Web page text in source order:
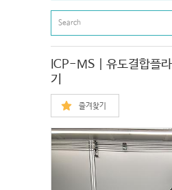
ICP-MS | 유도결합플
기
즐겨찾기